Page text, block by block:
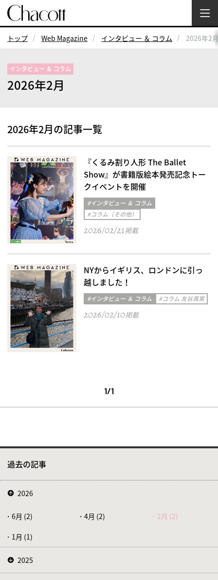
トップ Web Magazine インタビュー ＆ コラム 2026年2
インタビュー ＆ コラム
2026年2月
2026年2月の記事一覧
『くるみ割り人形 The Ballet
Show』が書籍版絵本発売記念トー
クイベントを開催
#インタビュー ＆ コラム
#コラム（その他）
2026/02/21掲載
NYからイギリス、ロンドンに引っ
越しました！
#インタビュー ＆ コラム #コラム 友谷真実
2026/02/10掲載
1/1
過去の記事
2026
6月 (2) 4月 (2) 2月 (2)
1月 (1)
2025